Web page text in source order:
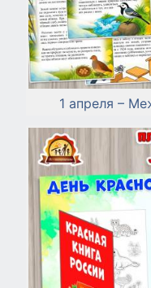
1 апреля –